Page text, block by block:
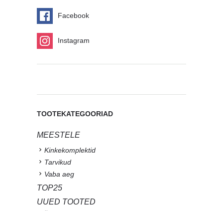
Facebook
Instagram
TOOTEKATEGOORIAD
MEESTELE
Kinkekomplektid
Tarvikud
Vaba aeg
TOP25
UUED TOOTED